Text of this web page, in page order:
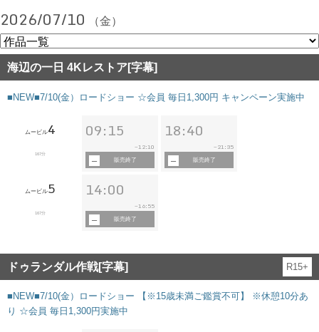
2026/07/10 （金）
海辺の一日 4Kレストア[字幕]
■NEW■7/10(金）ロードショー ☆会員 毎日1,300円 キャンペーン実施中
ムービル4
167分
09:15
~ 12:10
販売終了
18:40
~ 21:35
販売終了
ムービル5
167分
14:00
~ 16:55
販売終了
ドゥランダル作戦[字幕] R15+
■NEW■7/10(金）ロードショー 【※15歳未満ご鑑賞不可】 ※休憩10分あ
り ☆会員 毎日1,300円実施中